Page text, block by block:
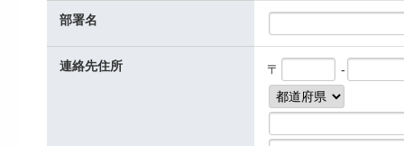
部署名
連絡先住所 〒 ‐